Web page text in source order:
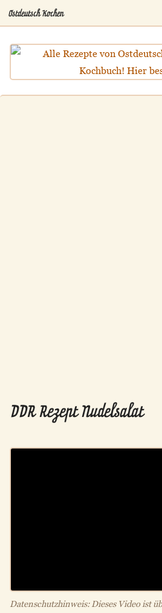
Ostdeutsch Kochen
DDR Rezept Nudelsalat
Datenschutzhinweis: Dieses Video ist